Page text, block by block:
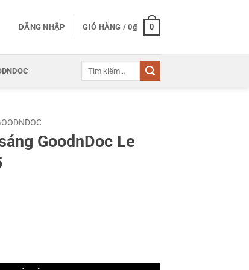
ĐĂNG NHẬP GIỎ HÀNG /0₫ 0
GoodnDoc Le
Inno C-16.5 số lượng